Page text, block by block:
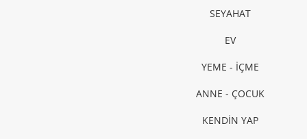
SEYAHAT
EV
YEME - İÇME
ANNE - ÇOCUK
KENDİN YAP